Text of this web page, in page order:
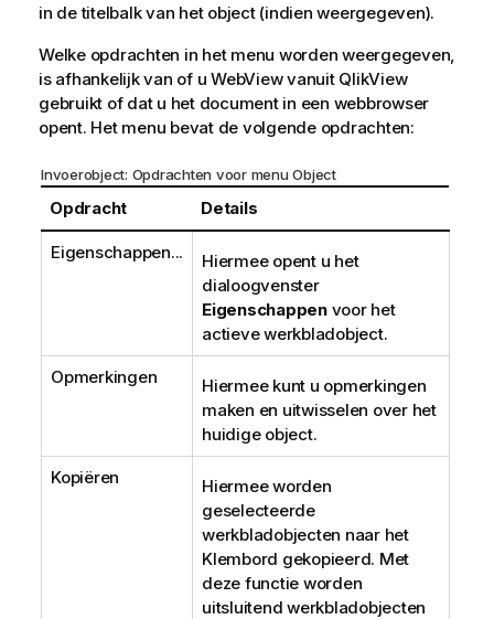
in de titelbalk van het object (indien weergegeven).
Welke opdrachten in het menu worden weergegeven,
is afhankelijk van of u WebView vanuit QlikView
gebruikt of dat u het document in een webbrowser
opent. Het menu bevat de volgende opdrachten:
Invoerobject: Opdrachten voor menu Object
Opdracht Details
Eigenschappen...
Hiermee opent u het
dialoogvenster
Eigenschappenvoor het
actieve werkbladobject.
Opmerkingen
Hiermee kunt u opmerkingen
maken en uitwisselen over het
huidige object.
Kopiëren
Hiermee worden
geselecteerde
werkbladobjecten naar het
Klembord gekopieerd. Met
deze functie worden
uitsluitend werkbladobjecten